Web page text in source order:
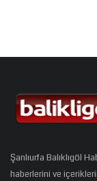
Şanlıurfa Balıklıgöl
haberlerini ve